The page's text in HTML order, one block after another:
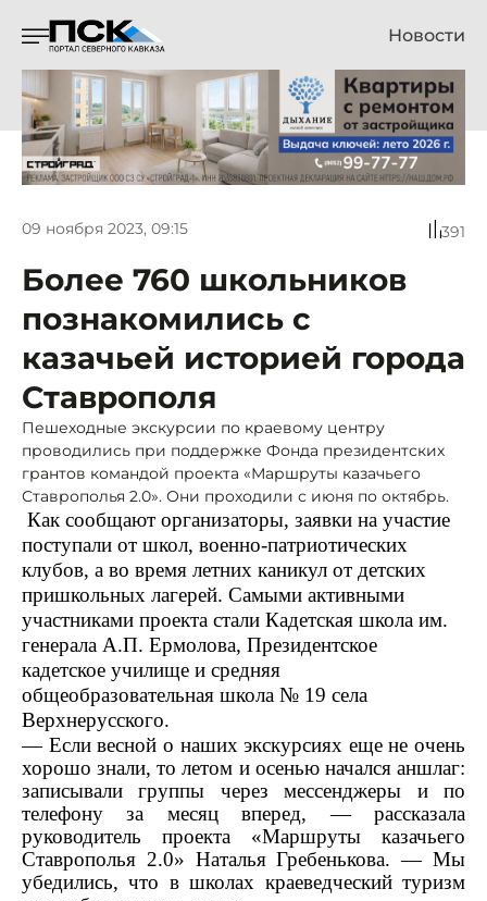
Новости
09 ноября 2023, 09:15 391
Более 760 школьников
познакомились с
казачьей историей города
Ставрополя
Пешеходные экскурсии по краевому центру
проводились при поддержке Фонда президентских
грантов командой проекта «Маршруты казачьего
Ставрополья 2.0». Они проходили с июня по октябрь.
Как сообщают организаторы, заявки на участие
поступали от школ, военно-патриотических
клубов, а во время летних каникул от детских
пришкольных лагерей. Самыми активными
участниками проекта стали Кадетская школа им.
генерала А.П. Ермолова, Президентское
кадетское училище и средняя
общеобразовательная школа № 19 села
Верхнерусского.
— Если весной о наших экскурсиях еще не очень
хорошо знали, то летом и осенью начался аншлаг:
записывали группы через мессенджеры и по
телефону за месяц вперед, — рассказала
руководитель проекта «Маршруты казачьего
Ставрополья 2.0» Наталья Гребенькова. —Мы
убедились, что в школах краеведческий туризм